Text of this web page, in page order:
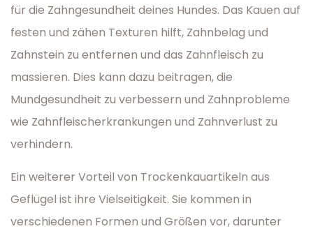
für die Zahngesundheit deines Hundes. Das Kauen auf
festen und zähen Texturen hilft, Zahnbelag und
Zahnstein zu entfernen und das Zahnfleisch zu
massieren. Dies kann dazu beitragen, die
Mundgesundheit zu verbessern und Zahnprobleme
wie Zahnfleischerkrankungen und Zahnverlust zu
verhindern.
Ein weiterer Vorteil von Trockenkauartikeln aus
Geflügel ist ihre Vielseitigkeit. Sie kommen in
verschiedenen Formen und Größen vor, darunter